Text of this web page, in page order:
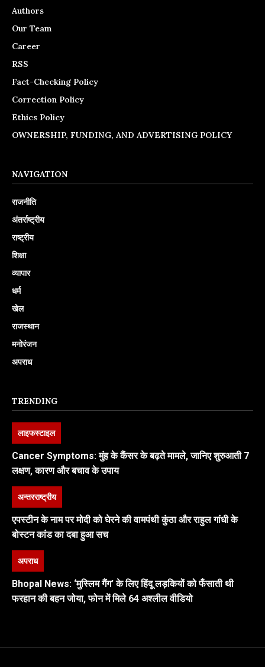
Authors
Our Team
Career
RSS
Fact-Checking Policy
Correction Policy
Ethics Policy
OWNERSHIP, FUNDING, AND ADVERTISING POLICY
NAVIGATION
राजनीति
अंतर्राष्ट्रीय
राष्ट्रीय
शिक्षा
व्यापार
धर्म
खेल
राजस्थान
मनोरंजन
अपराध
TRENDING
लाइफस्टाइल
Cancer Symptoms: मुंह के कैंसर के बढ़ते मामले, जानिए शुरुआती 7
लक्षण, कारण और बचाव के उपाय
अन्तरराष्ट्रीय
एपस्टीन के नाम पर मोदी को घेरने की वामपंथी कुंठा और राहुल गांधी के
बोस्टन कांड का दबा हुआ सच
अपराध
Bhopal News: ‘मुस्लिम गैंग’ के लिए हिंदू लड़कियों को फँसाती थी
फरहान की बहन जोया, फोन में मिले 64 अश्लील वीडियो